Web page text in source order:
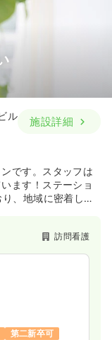
ル
施設詳細
です。スタッフは
ます！ステーショ
、地域に密着した
訪問看護
第二新卒可